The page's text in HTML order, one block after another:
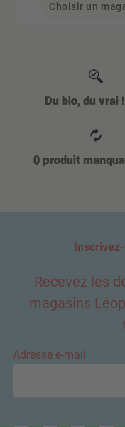
Choisir un
Du bio, du vrai !
0 produit
Recevez les
magasins
Adresse e-mail